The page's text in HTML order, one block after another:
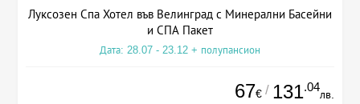
Луксозен Спа Хотел във Велинград с Минерални Басейни
и СПА Пакет
Дата: 28.07 - 23.12 + полупансион
67€ / 131.04
лв.